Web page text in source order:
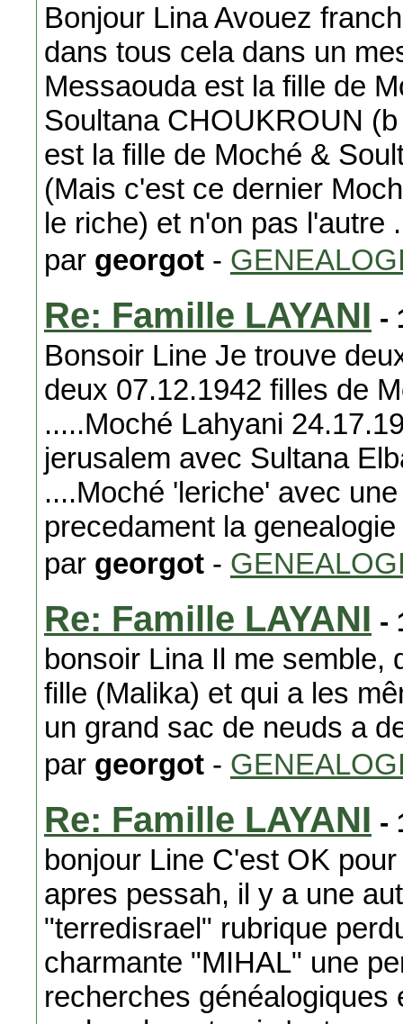
Bonjour Lina Avouez
dans tous cela dans un
Messaouda est la fille de
Soultana CHOUKROUN
est la fille de Moché &
(Mais c'est ce dernier
le riche) et n'on pas l'autre
par georgot -
Re: Famille LAYANI -
Bonsoir Line Je trouve
deux 07.12.1942 filles de
.....Moché Lahyani
jerusalem avec Sultana
....Moché 'leriche' avec
precedament la
par georgot -
Re: Famille LAYANI -
bonsoir Lina Il me semble,
fille (Malika) et qui a les
un grand sac de neuds a
par georgot -
Re: Famille LAYANI -
bonjour Line C'est OK
apres pessah, il y a une
"terredisrael" rubrique
charmante "MIHAL" une
recherches